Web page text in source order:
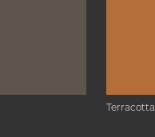
Terracotta